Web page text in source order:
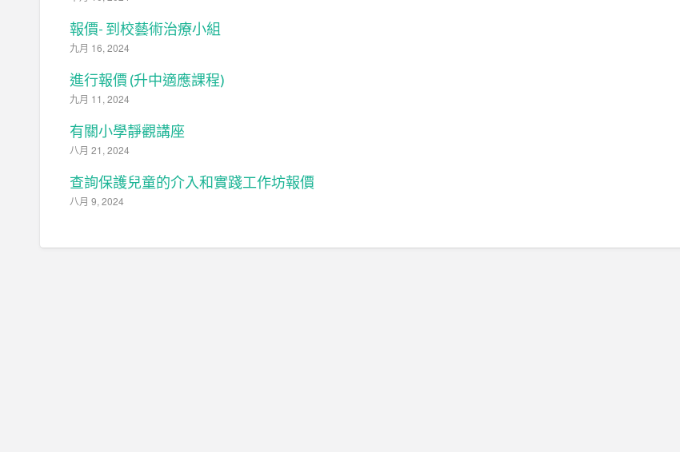
報價- 到校藝術治療小組
九月 16, 2024
進行報價 (升中適應課程)
九月 11, 2024
有關小學靜觀講座
八月 21, 2024
查詢保護兒童的介入和實踐工作坊報價
八月 9, 2024